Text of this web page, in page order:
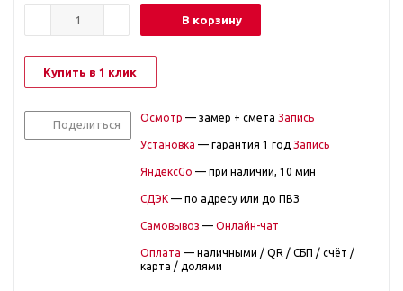
В корзину
Купить в 1 клик
Поделиться
Осмотр — замер + смета Запись
Установка — гарантия 1 год Запись
ЯндексGo — при наличии, 10 мин
СДЭК — по адресу или до ПВЗ
Самовывоз — Онлайн-чат
Оплата — наличными / QR / СБП / счёт /
карта / долями